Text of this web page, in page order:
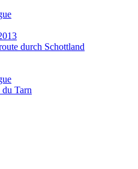
durch Schottland
Tarn